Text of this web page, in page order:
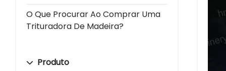
O Que Procurar Ao Comprar Uma
Trituradora De Madeira?
Produto